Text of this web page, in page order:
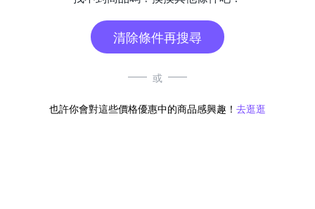
清除條件再搜尋
或
也許你會對這些價格優惠中的商品感興趣！ 去逛逛